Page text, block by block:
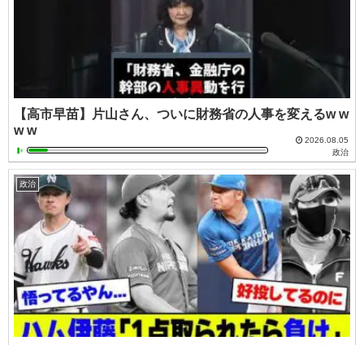
【高市早苗】片山さん、ついに財務省の人事を変えるw w
w w
2026.08.05
政治
政治